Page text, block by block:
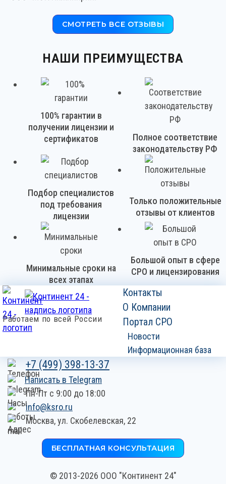
СМОТРЕТЬ ВСЕ ОТЗЫВЫ
НАШИ ПРЕИМУЩЕСТВА
100% гарантии в
получении лицензии и
сертификатов
Полное соответствие
законодательству РФ
Подбор специалистов
под требования
лицензии
Только положительные
отзывы от клиентов
Минимальные сроки на
всех этапах
Большой опыт в сфере
СРО и лицензирования
Работаем по всей России
Контакты
О Компании
Портал СРО
Новости
Информационная база
+7 (499) 398-13-37
Написать в Telegram
Пн-Пт с 9:00 до 18:00
info@ksro.ru
Москва,ул. Скобелевская, 22
БЕСПЛАТНАЯ КОНСУЛЬТАЦИЯ
© 2013-2026 ООО "Континент 24"